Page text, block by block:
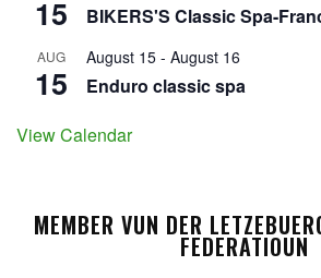
15 BIKERS'S Classic Spa-
AUG
15
August 15 - August 16
Enduro classic spa
View Calendar
MEMBER VUN DER
FEDERATIOUN